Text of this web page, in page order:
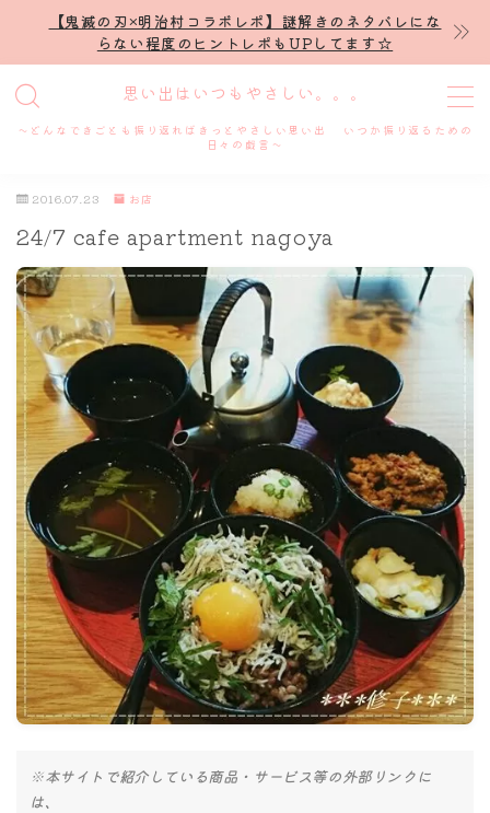
【鬼滅の刃×明治村コラボレポ】謎解きのネタバレにな
らない程度のヒントレポもUPしてます☆
思い出はいつもやさしい。。。
～どんなできごとも振り返ればきっとやさしい思い出 いつか振り返るための
日々の戯言～
MENU
プロフィール
謎解き
ホテル滞在記
舞台・ライブ
名古屋
ナナちゃん人形
2016.07.23 お店
24/7 cafe apartment nagoya
※本サイトで紹介している商品・サービス等の外部リンクに
は、